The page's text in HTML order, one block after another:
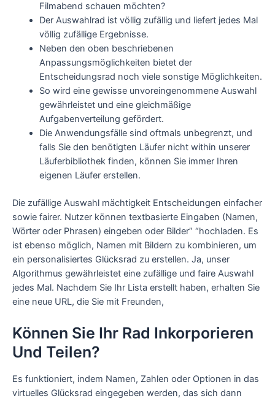
Filmabend schauen möchten?
Der Auswahlrad ist völlig zufällig und liefert jedes Mal
völlig zufällige Ergebnisse.
Neben den oben beschriebenen
Anpassungsmöglichkeiten bietet der
Entscheidungsrad noch viele sonstige Möglichkeiten.
So wird eine gewisse unvoreingenommene Auswahl
gewährleistet und eine gleichmäßige
Aufgabenverteilung gefördert.
Die Anwendungsfälle sind oftmals unbegrenzt, und
falls Sie den benötigten Läufer nicht within unserer
Läuferbibliothek finden, können Sie immer Ihren
eigenen Läufer erstellen.
Die zufällige Auswahl mächtigkeit Entscheidungen einfacher
sowie fairer. Nutzer können textbasierte Eingaben (Namen,
Wörter oder Phrasen) eingeben oder Bilder” “hochladen. Es
ist ebenso möglich, Namen mit Bildern zu kombinieren, um
ein personalisiertes Glücksrad zu erstellen. Ja, unser
Algorithmus gewährleistet eine zufällige und faire Auswahl
jedes Mal. Nachdem Sie Ihr Lista erstellt haben, erhalten Sie
eine neue URL, die Sie mit Freunden,
Können Sie Ihr Rad Inkorporieren
Und Teilen?
Es funktioniert, indem Namen, Zahlen oder Optionen in das
virtuelles Glücksrad eingegeben werden, das sich dann